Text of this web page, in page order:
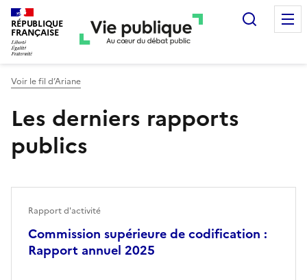
RÉPUBLIQUE
FRANÇAISE
Voir le fil d’Ariane
Les derniers rapports
publics
Commission supérieure de codification :
Rapport annuel 2025
Rapport d'activité